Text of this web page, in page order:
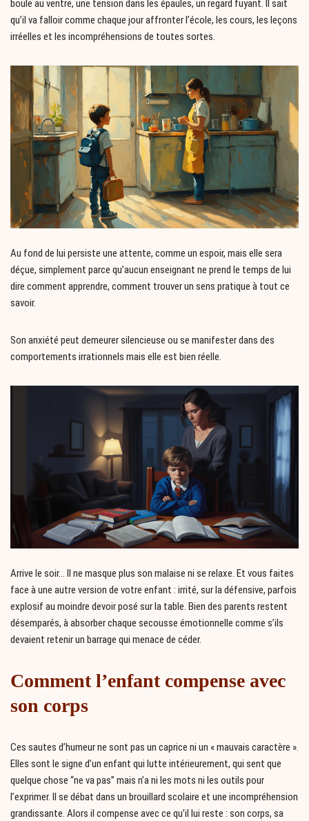
boule au ventre, une tension dans les épaules, un regard fuyant. Il sait
qu’il va falloir comme chaque jour affronter l’école, les cours, les leçons
irréelles et les incompréhensions de toutes sortes.
Au fond de lui persiste une attente, comme un espoir, mais elle sera
déçue, simplement parce qu’aucun enseignant ne prend le temps de lui
dire comment apprendre, comment trouver un sens pratique à tout ce
savoir.
Son anxiété peut demeurer silencieuse ou se manifester dans des
comportements irrationnels mais elle est bien réelle.
Arrive le soir… Il ne masque plus son malaise ni se relaxe. Et vous faites
face à une autre version de votre enfant : irrité, sur la défensive, parfois
explosif au moindre devoir posé sur la table. Bien des parents restent
désemparés, à absorber chaque secousse émotionnelle comme s’ils
devaient retenir un barrage qui menace de céder.
Comment l’enfant compense avec
son corps
Ces sautes d’humeur ne sont pas un caprice ni un « mauvais caractère ».
Elles sont le signe d’un enfant qui lutte intérieurement, qui sent que
quelque chose “ne va pas” mais n’a ni les mots ni les outils pour
l’exprimer. Il se débat dans un brouillard scolaire et une incompréhension
grandissante. Alors il compense avec ce qu’il lui reste : son corps, sa